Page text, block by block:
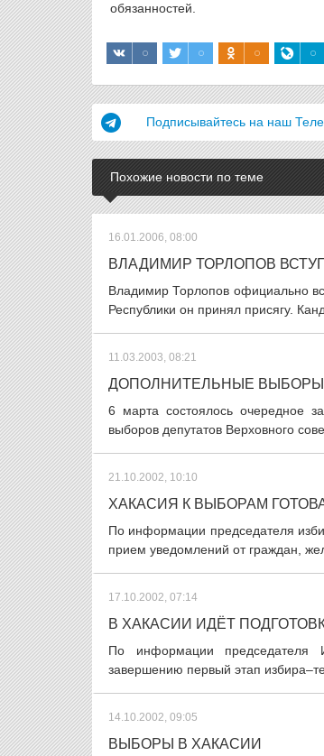
обязанностей.
Подписывайтесь на наш
Похожие новости по теме
16.01.2006, 08:00
ВЛАДИМИР ТОРЛОПОВ
Владимир Торлопов официально
Республики он принял присягу.
11.03.2003, 08:21
ДОПОЛНИТЕЛЬНЫЕ ВЫБОРЫ
6 марта состоялось очередное
выборов депутатов Верховного
21.10.2002, 10:10
ХАКАСИЯ К ВЫБОРАМ
По информации председателя
прием уведомлений от граждан,
17.10.2002, 07:14
В ХАКАСИИ ИДЁТ
По информации председателя
завершению первый этап
14.10.2002, 09:05
ВЫБОРЫ В ХАКАСИИ